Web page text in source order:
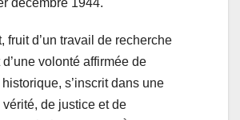
fruit d’un travail de recherche
volonté affirmée de
s’inscrit dans une
de justice et de